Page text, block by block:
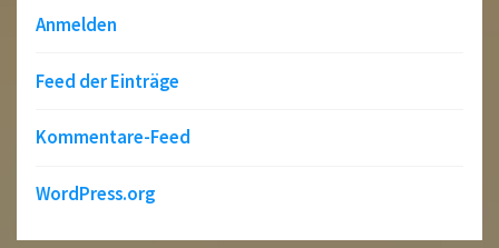
Anmelden
Feed der Einträge
Kommentare-Feed
WordPress.org